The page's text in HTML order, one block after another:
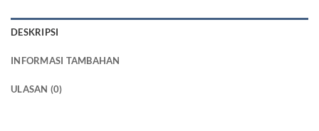
DESKRIPSI
INFORMASI TAMBAHAN
ULASAN (0)